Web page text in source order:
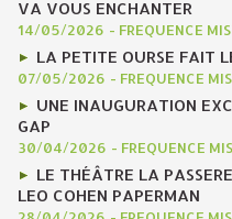
VA VOUS ENCHANTER
14/05/2026 - FREQUENCE
LA PETITE OURSE FAIT
07/05/2026 - FREQUENCE
UNE INAUGURATION
GAP
30/04/2026 - FREQUENCE
LE THÉÂTRE LA
LEO COHEN PAPERMAN